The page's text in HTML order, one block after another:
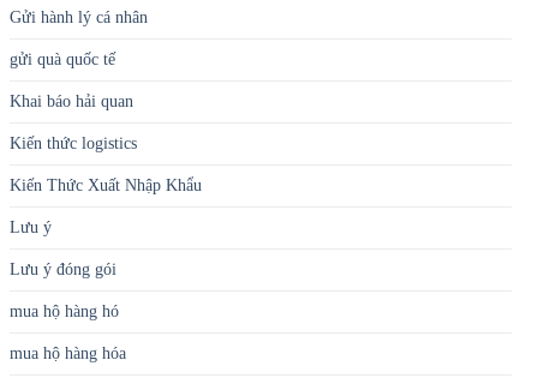
Gửi hành lý cá nhân
gửi quà quốc tế
Khai báo hải quan
Kiến thức logistics
Kiến Thức Xuất Nhập Khẩu
Lưu ý
Lưu ý đóng gói
mua hộ hàng hó
mua hộ hàng hóa